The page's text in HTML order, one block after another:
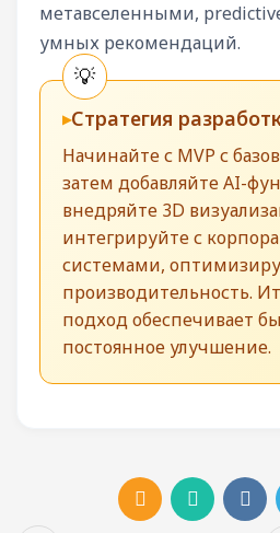
метавселенными,
умных рекомендаций.
Стратегия
Начинайте с MVP с
затем добавляйте AI-
внедряйте 3D
интегрируйте с
системами,
производительность.
подход обеспечивает
постоянное улучшение.